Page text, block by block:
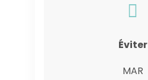
Éviter
MAR